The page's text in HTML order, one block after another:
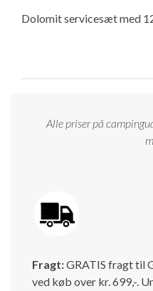
Dolomit servicesæt med
Alle priser på
Fragt:GRATIS fragt til
ved køb over kr. 699,-.